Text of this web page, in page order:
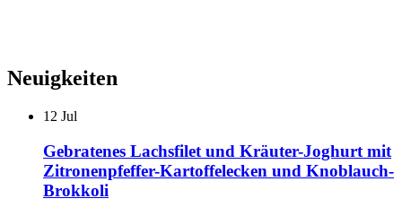
Neuigkeiten
12 Jul
Gebratenes Lachsfilet und Kräuter-Joghurt mit
Zitronenpfeffer-Kartoffelecken und Knoblauch-
Brokkoli